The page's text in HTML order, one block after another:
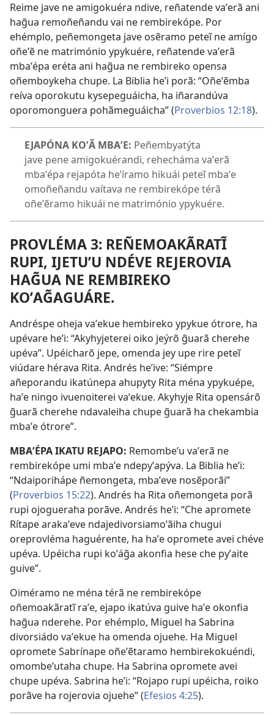
Reime jave ne amigokuéra ndive, reñatende vaʼerã ani
hag̃ua remoñeñandu vai ne rembirekópe. Por
ehémplo, peñemongeta jave osẽramo peteĩ ne amígo
oñeʼẽ ne matrimónio ypykuére, reñatende vaʼerã
mbaʼépa eréta ani hag̃ua ne rembireko opensa
oñemboykeha chupe. La Biblia heʼi porã: “Oñeʼẽmba
reíva oporokutu kysepeguáicha, ha iñarandúva
oporomonguera pohãmeguáicha” (Proverbios 12:18).
EJAPÓNA KOʼÃ MBAʼE: Peñembyatýta
jave pene amigokuérandi, rehecháma vaʼerã
mbaʼépa rejapóta heʼíramo hikuái peteĩ mbaʼe
omoñeñandu vaítava ne rembirekópe térã
oñeʼẽramo hikuái ne matrimónio ypykuére.
PROVLÉMA 3: REÑEMOAKÃRATĨ
RUPI, IJETUʼU NDÉVE REJEROVIA
HAG̃UA NE REMBIREKO
KOʼAG̃AGUÁRE.
Andréspe oheja vaʼekue hembireko ypykue ótrore, ha
upévare heʼi: “Akyhyjeterei oiko jeýrõ g̃uarã cherehe
upéva”. Upéicharõ jepe, omenda jey upe rire peteĩ
viúdare hérava Rita. Andrés heʼive: “Siémpre
añeporandu ikatúnepa ahupyty Rita ména ypykuépe,
haʼe ningo ivuenoiterei vaʼekue. Akyhyje Rita opensárõ
g̃uarã cherehe ndavaleiha chupe g̃uarã ha chekambia
mbaʼe ótrore”.
MBAʼÉPA IKATU REJAPO: Remombeʼu vaʼerã ne
rembirekópe umi mbaʼe ndepyʼapýva. La Biblia heʼi:
“Ndaiporihápe ñemongeta, mbaʼeve nosẽporãi”
(Proverbios 15:22). Andrés ha Rita oñemongeta porã
rupi ojogueraha porãve. Andrés heʼi: “Che apromete
Rítape arakaʼeve ndajedivorsiamoʼãiha chugui
oreprovléma haguérente, ha haʼe opromete avei chéve
upéva. Upéicha rupi koʼág̃a akonfia hese che pyʼaite
guive”.
Oiméramo ne ména térã ne rembirekópe
oñemoakãratĩ raʼe, ejapo ikatúva guive haʼe okonfia
hag̃ua nderehe. Por ehémplo, Miguel ha Sabrina
divorsiádo vaʼekue ha omenda ojuehe. Ha Miguel
opromete Sabrínape oñeʼẽtaramo hembirekokuéndi,
omombeʼutaha chupe. Ha Sabrina opromete avei
chupe upéva. Sabrina heʼi: “Rojapo rupi upéicha, roiko
porãve ha rojerovia ojuehe” (Efesios 4:25).